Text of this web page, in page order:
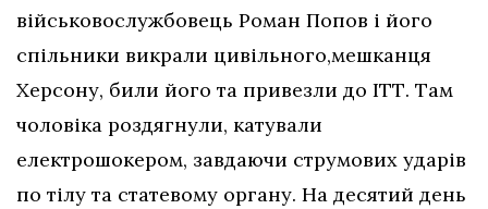
військовослужбовець Роман Попов і його
спільники викрали цивільного,мешканця
Херсону, били його та привезли до ІТТ. Там
чоловіка роздягнули, катували
електрошокером, завдаючи струмових ударів
по тілу та статевому органу. На десятий день